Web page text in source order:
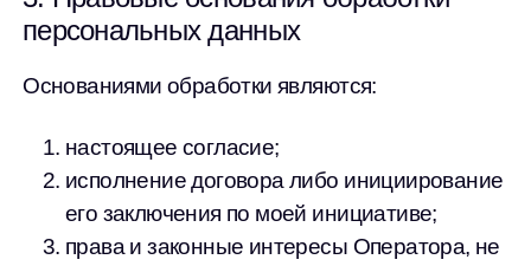
персональных данных
Основаниями обработки являются:
настоящее согласие;
исполнение договора либо инициирование
его заключения по моей инициативе;
права и законные интересы Оператора, не